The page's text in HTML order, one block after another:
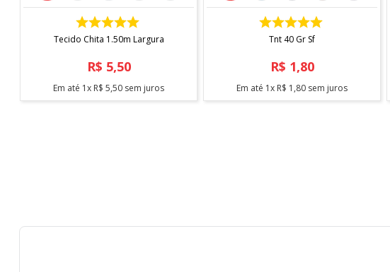
COMPRAR
Tecido Chita 1.50m Largura
R$ 5,50
Em até 1x R$ 5,50 sem juros
COMPRAR
Tnt 40 Gr Sf
R$ 1,80
Em até 1x R$ 1,80 sem juros